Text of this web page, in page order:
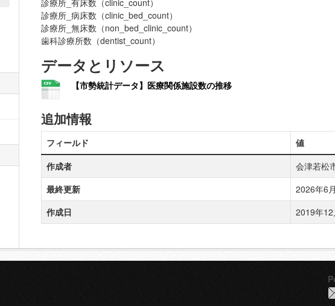
診療所_有床数（clinic_count）
診療所_病床数（clinic_bed_count）
診療所_無床数（non_bed_clinic_count）
歯科診療所数（dentist_count）
データとリソース
【市勢統計データ】医療関係施設数の推移
追加情報
フィールド
値
作成者
会津若松
最終更新
2026年6
作成日
2019年